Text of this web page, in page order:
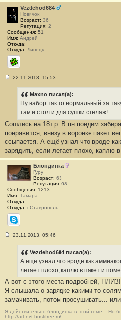
и
е
#
2
Vezdehod684
Новичок
Возраст: 36
Репутация: 2
Сообщения: 51
Имя: Андрей
Откуда:
Откуда: Липецк
ICQ
и
#
1
3
22.11.2013, 15:53
Maxno писал(а):
Ну набор так то нормальный за
там и стол и для сушки стелаж!
Сошлись на 18т.р. В пн поедим
понравился, внизу в воронке пакет
ссыпается. А ещё узнал что вроде
зарядить, если летает плохо, каплю
Блондинка
Гуру
Возраст: 63
Репутация: 68
Сообщения: 1213
Имя: Тамара
Откуда:
Откуда: г.Ставрополь
Skype
и
#
1
4
23.11.2013, 05:46
Vezdehod684 писал(а):
А ещё узнал что вроде как
летает плохо, каплю в пакет и
А вот с этого места подробней, ПЛИЗ!
Я слышала о зарядке какими то
замачивать, потом просушивать... или
Я действительно блондинка в этой теме... Но
http://art-net.hostifree.ru/